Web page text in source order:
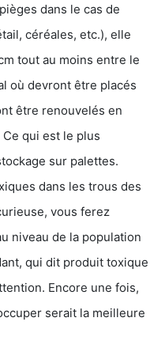
dans le cas de
céréales, etc.), elle
tout au moins entre le
où devront être placés
être renouvelés en
qui est le plus
sur palettes.
dans les trous des
vous ferez
niveau de la population
qui dit produit toxique
Encore une fois,
serait la meilleure